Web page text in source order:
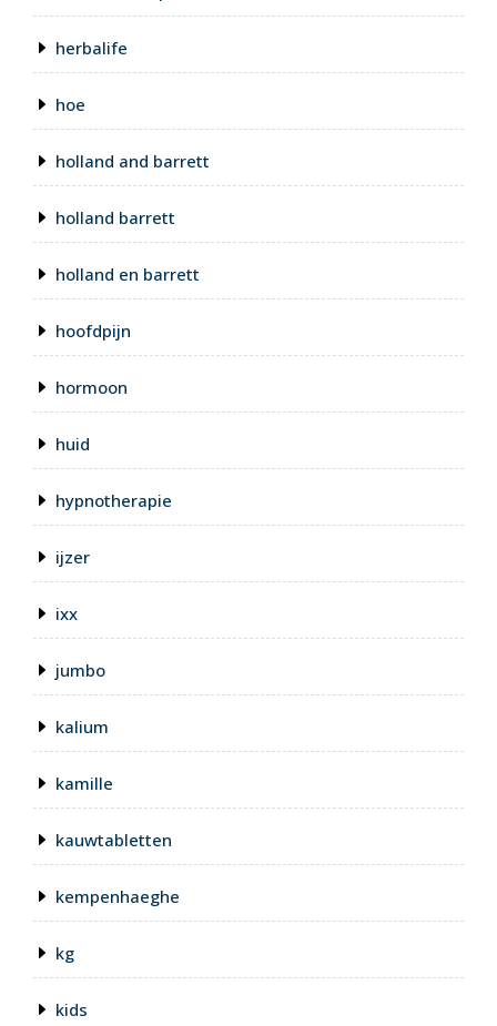
herbalife
hoe
holland and barrett
holland barrett
holland en barrett
hoofdpijn
hormoon
huid
hypnotherapie
ijzer
ixx
jumbo
kalium
kamille
kauwtabletten
kempenhaeghe
kg
kids